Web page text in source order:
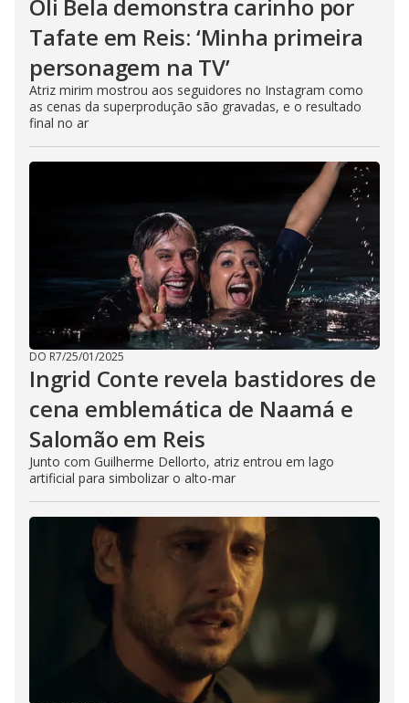
Oli Bela demonstra carinho por
Tafate em Reis: ‘Minha primeira
personagem na TV’
Atriz mirim mostrou aos seguidores no Instagram como
as cenas da superprodução são gravadas, e o resultado
final no ar
DO R7/25/01/2025
Ingrid Conte revela bastidores de
cena emblemática de Naamá e
Salomão em Reis
Junto com Guilherme Dellorto, atriz entrou em lago
artificial para simbolizar o alto-mar